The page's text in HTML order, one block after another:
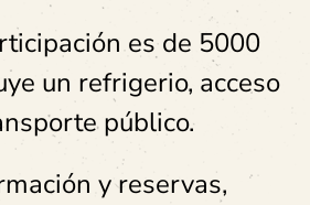
es de 5000
un refrigerio, acceso
público.
y reservas,